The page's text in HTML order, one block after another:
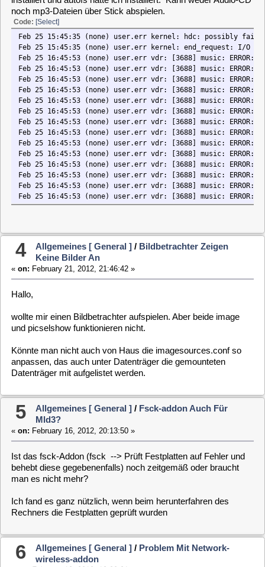
Feb 25 16:45:53 (none) user.err vdr: [3688] music: ERROR: fnmatch(1)
Feb 25 16:45:53 (none) user.err vdr: [3688] music: ERROR:
Feb 25 16:45:53 (none) user.err vdr: [3688] music: ERROR: fnmatch(1)
Feb 25 16:45:53 (none) user.err vdr: [3688] music: ERROR:
Feb 25 16:45:53 (none) user.err vdr: [3688] music: ERROR: fnmatch(1)
Feb 25 16:45:53 (none) user.err vdr: [3688] music: ERROR: fnmatch(1)
Feb 25 16:45:53 (none) user.err vdr: [3688] music: ERROR: fnmatch(1)
Feb 25 16:45:53 (none) user.err vdr: [3688] music: ERROR: fnmatch(1)
Feb 25 16:45:53 (none) user.err vdr: [3688] music: ERROR: fnmatch(1)
Feb 25 16:45:53 (none) user.err vdr: [3688] music: ERROR: fnmatch(1)
Feb 25 16:45:53 (none) user.err vdr: [3688] music: ERROR: fnmatch(1)
Feb 25 16:45:53 (none) user.err vdr: [3688] music: ERROR:
Feb 25 16:45:53 (none) user.err vdr: [3688] music: ERROR: fnmatch(1)
Feb 25 16:45:53 (none) user.err vdr: [3688] music: ERROR:
Feb 25 16:45:53 (none) user.err vdr: [3688] music: ERROR: fnmatch(1)
Feb 25 16:46:04 (none) user.err vdr: [3688] music: ctrl: ERROR! osd
4 Allgemeines [ General ]/Bildbetrachter Zeigen
Keine Bilder An
on:February 21, 2012, 21:46:42 »
Hallo,
wollte mir einen Bildbetrachter aufspielen. Aber beide image
und picselshow funktionieren nicht.
Könnte man nicht auch von Haus die imagesources.conf so
anpassen, das auch unter Datenträger die gemounteten
Datenträger mit aufgelistet werden.
5 Allgemeines [ General ] /Fsck-addon Auch Für
Mld3?
on:February 16, 2012, 20:13:50 »
Ist das fsck-Addon (fsck --> Prüft Festplatten auf Fehler und
Ich fand es ganz nützlich, wenn beim herunterfahren des
Rechners die Festplatten geprüft wurden
6 Allgemeines [ General ]/Problem Mit Network-
« on:February 12, 2012, 18:09:21 »
Ich hatte zwar schon im Thread: Probleme Mit
Nachinstallieren/neuinstallieren das Problem angesprochen,
Folgende Situation:
Die Meldung unter Menü-System-System Setup
Fehler in der vdr Konfiguration
tritt nur auf, wenn ich meinen USB-Wireless Lan Adapter
angesteckt habe. Ist er nicht eingesteckt, komme ich an das
System Setup.
Zeitpunkt des Einrichtens abgezogen). Unterhttp://mldkomme
ich jetzt aber ins System Setup.
7
Linuxdateisystem?
«on:February 11, 2012, 19:59:20 »
Hatte in einem anderen Thread schon mal das Problem mit
dem USB-Addon angesprochen.
Es funktioniert mit dem automatischen mounten nach /media.